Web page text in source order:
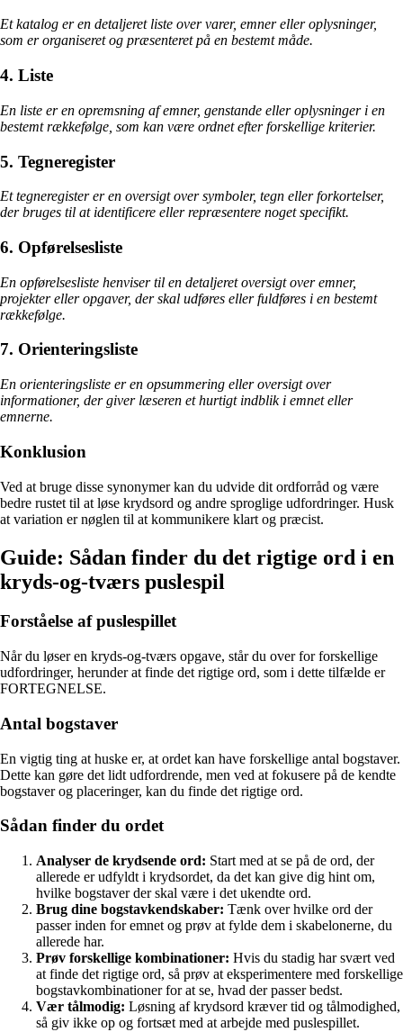
Et katalog er en detaljeret liste over varer, emner eller oplysninger,
som er organiseret og præsenteret på en bestemt måde.
4. Liste
En liste er en opremsning af emner, genstande eller oplysninger i en
bestemt rækkefølge, som kan være ordnet efter forskellige kriterier.
5. Tegneregister
Et tegneregister er en oversigt over symboler, tegn eller forkortelser,
der bruges til at identificere eller repræsentere noget specifikt.
6. Opførelsesliste
En opførelsesliste henviser til en detaljeret oversigt over emner,
projekter eller opgaver, der skal udføres eller fuldføres i en bestemt
rækkefølge.
7. Orienteringsliste
En orienteringsliste er en opsummering eller oversigt over
informationer, der giver læseren et hurtigt indblik i emnet eller
emnerne.
Konklusion
Ved at bruge disse synonymer kan du udvide dit ordforråd og være
bedre rustet til at løse krydsord og andre sproglige udfordringer. Husk
at variation er nøglen til at kommunikere klart og præcist.
Guide: Sådan finder du det rigtige ord i en
kryds-og-tværs puslespil
Forståelse af puslespillet
Når du løser en kryds-og-tværs opgave, står du over for forskellige
udfordringer, herunder at finde det rigtige ord, som i dette tilfælde er
FORTEGNELSE.
Antal bogstaver
En vigtig ting at huske er, at ordet kan have forskellige antal bogstaver.
Dette kan gøre det lidt udfordrende, men ved at fokusere på de kendte
bogstaver og placeringer, kan du finde det rigtige ord.
Sådan finder du ordet
Analyser de krydsende ord: Start med at se på de ord, der
allerede er udfyldt i krydsordet, da det kan give dig hint om,
hvilke bogstaver der skal være i det ukendte ord.
Brug dine bogstavkendskaber: Tænk over hvilke ord der
passer inden for emnet og prøv at fylde dem i skabelonerne, du
allerede har.
Prøv forskellige kombinationer: Hvis du stadig har svært ved
at finde det rigtige ord, så prøv at eksperimentere med forskellige
bogstavkombinationer for at se, hvad der passer bedst.
Vær tålmodig: Løsning af krydsord kræver tid og tålmodighed,
så giv ikke op og fortsæt med at arbejde med puslespillet.